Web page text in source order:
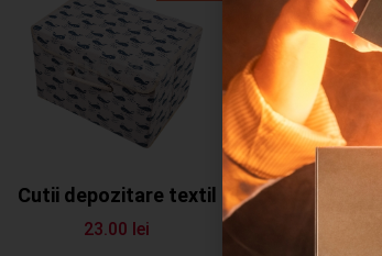
Cutii depozitare textil
23.00 lei